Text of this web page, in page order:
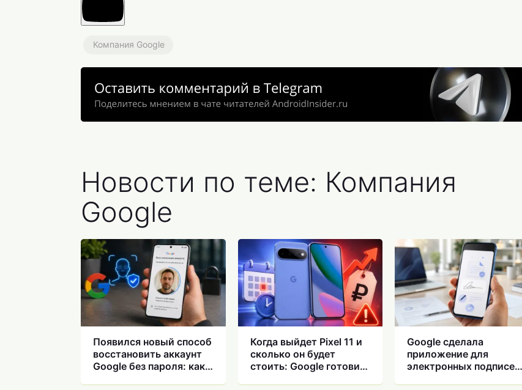
Компания Google
Новости по теме: Компания
Google
Появился новый способ
восстановить аккаунт
Google без пароля: как
Когда выйдет Pixel 11 и
сколько он будет
стоить: Google готовит
Google сделала
приложение для
электронных подписей